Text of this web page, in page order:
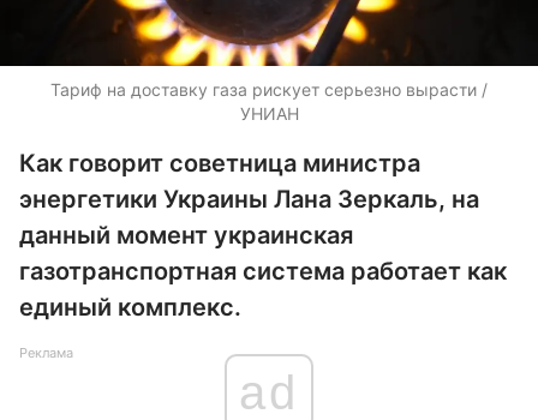
Тариф на доставку газа рискует серьезно вырасти /
УНИАН
Как говорит советница министра
энергетики Украины Лана Зеркаль, на
данный момент украинская
газотранспортная система работает как
единый комплекс.
Реклама
ad